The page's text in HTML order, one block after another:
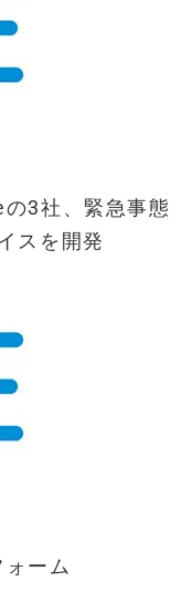
3社、緊急事態
スを開発
ーム